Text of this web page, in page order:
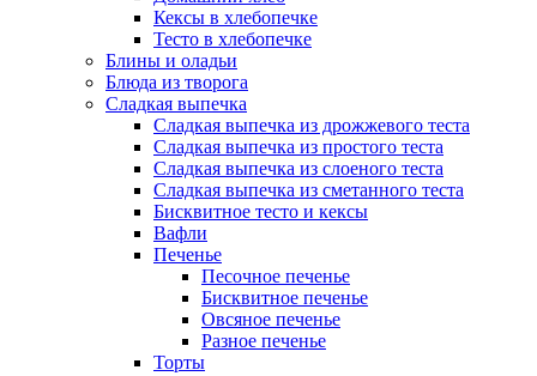
Кексы в хлебопечке
Тесто в хлебопечке
Блины и оладьи
Блюда из творога
Сладкая выпечка
Сладкая выпечка из дрожжевого теста
Сладкая выпечка из простого теста
Сладкая выпечка из слоеного теста
Сладкая выпечка из сметанного теста
Бисквитное тесто и кексы
Вафли
Печенье
Песочное печенье
Бисквитное печенье
Овсяное печенье
Разное печенье
Торты